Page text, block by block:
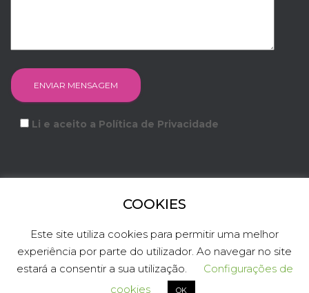
Li e aceito a Política de Privacidade
TWITTER
Hestia | Criado comThemeIsle
COOKIES
Este site utiliza cookies para permitir uma melhor
experiência por parte do utilizador. Ao navegar no site
estará a consentir a sua utilização.
Configurações de
cookies
OK